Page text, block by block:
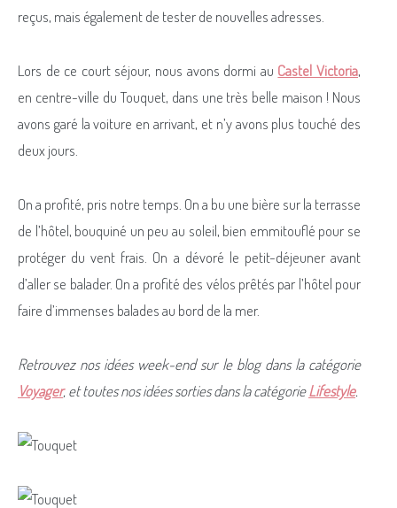
reçus, mais également de tester de nouvelles adresses.
Lors de ce court séjour, nous avons dormi au Castel Victoria,
en centre-ville du Touquet, dans une très belle maison ! Nous
avons garé la voiture en arrivant, et n’y avons plus touché des
deux jours.
On a profité, pris notre temps. On a bu une bière sur la terrasse
de l’hôtel, bouquiné un peu au soleil, bien emmitouflé pour se
protéger du vent frais. On a dévoré le petit-déjeuner avant
d’aller se balader. On a profité des vélos prêtés par l’hôtel pour
faire d’immenses balades au bord de la mer.
Retrouvez nos idées week-end sur le blog dans la catégorie
Voyager, et toutes nos idées sorties dans la catégorieLifestyle.